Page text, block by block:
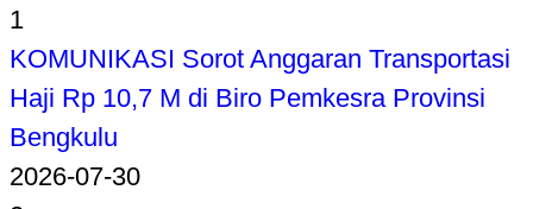
1
KOMUNIKASI Sorot Anggaran Transportasi
Haji Rp 10,7 M di Biro Pemkesra Provinsi
Bengkulu
2026-07-30